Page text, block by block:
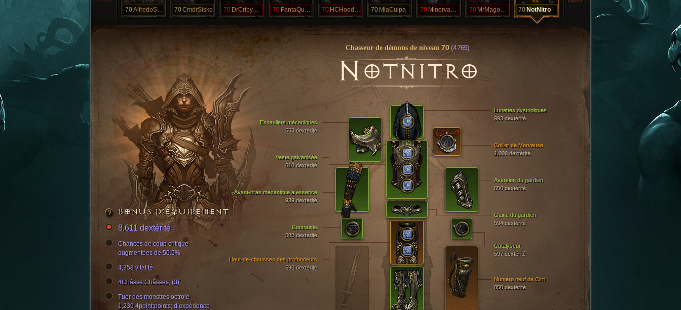
70 AlfredoSauce 70CmdrSisko 70 DrCripyKreme 70 FantaQueen 70 HCHoodRat 70 MiaCulpa 70 MinervaMcG 70 MrMagooHC 70 NotNitro 70Simpleton
Chasseur de démons de niveau70 (4 769)
NOTNITRO
Lunettes dystopiques
993 dextérité
Veste galvanisée
610 dextérité
Avant-bras mécanique à essence
939 dextérité
Espauliers mécaniques
553 dextérité
Haut-de-chausses des profondeurs
590 dextérité
Aversion du gardien
650 dextérité
Numéro neuf de Cirri
850 dextérité
Gaine du gardien
594 dextérité
Catalyseur
597 dextérité
Contrainte
585 dextérité
Collier de Morveuse
1,000 dextérité
BONUS D’ÉQUIPEMENT
8,611 dextérité
Chances de coup critique
augmentées de 50.5%
4,358 vitalité
4Châsse:Châsses; (3)
Tuer des monstres octroie
1,239 4point:points; d’expérience